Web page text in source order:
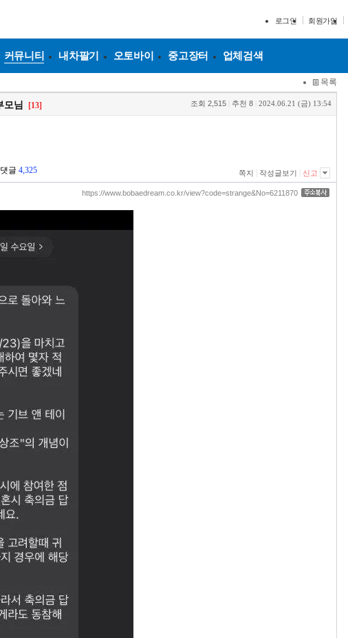
로그인 회원가입
커뮤니티 내차팔기 오토바이 중고장터 업체검색
목록
모님 [13] 조회 2,515 추천 8 2024.06.21 (금) 13:54
댓글 4,325 쪽지 작성글보기 신고
https://www.bobaedream.co.kr/view?code=strange&No=6211870